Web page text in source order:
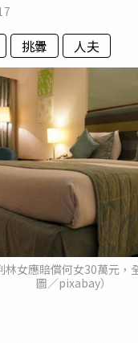
挑釁 人夫
林女應賠償何女30萬元，
圖／pixabay）